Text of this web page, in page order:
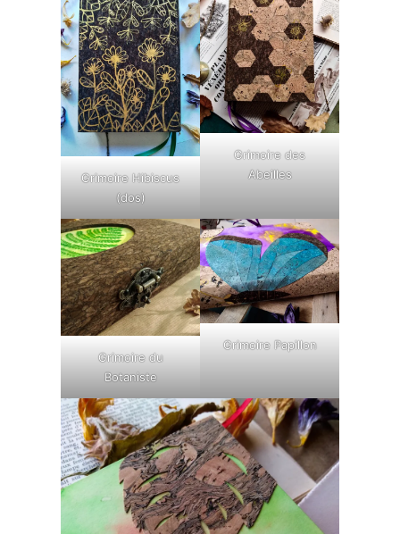
Grimoire Hibiscus
(dos)
Grimoire des
Abeilles
Grimoire du
Botaniste
Grimoire Papillon